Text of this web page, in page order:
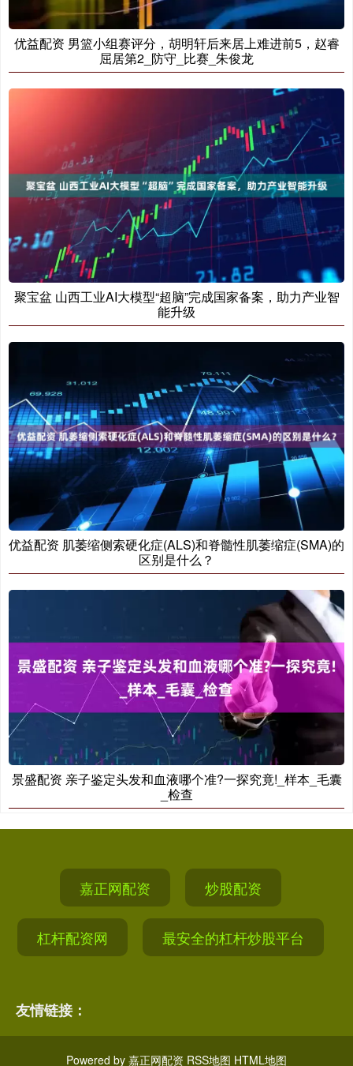
优益配资 男篮小组赛评分，胡明轩后来居上难进前5，赵睿
屈居第2_防守_比赛_朱俊龙
聚宝盆 山西工业AI大模型“超脑”完成国家备案，助力产业智
能升级
优益配资 肌萎缩侧索硬化症(ALS)和脊髓性肌萎缩症(SMA)的
区别是什么？
景盛配资 亲子鉴定头发和血液哪个准?一探究竟!_样本_毛囊
_检查
嘉正网配资 炒股配资
杠杆配资网 最安全的杠杆炒股平台
友情链接：
Powered by 嘉正网配资 RSS地图 HTML地图